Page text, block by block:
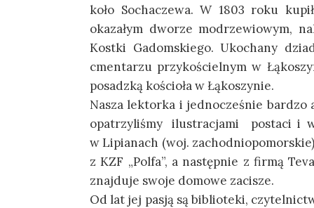
koło Sochaczewa. W 1803 roku
okazałym dworze modrzewiowym,
Kostki Gadomskiego. Ukochany
cmentarzu przykościelnym w
posadzką kościoła w Łąkoszynie.
Nasza lektorka i jednocześnie bardzo
opatrzyliśmy ilustracjami postaci i
w Lipianach (woj.
z KZF „Polfa”, a następnie z firmą
znajduje swoje domowe zacisze.
Od lat jej pasją są biblioteki,